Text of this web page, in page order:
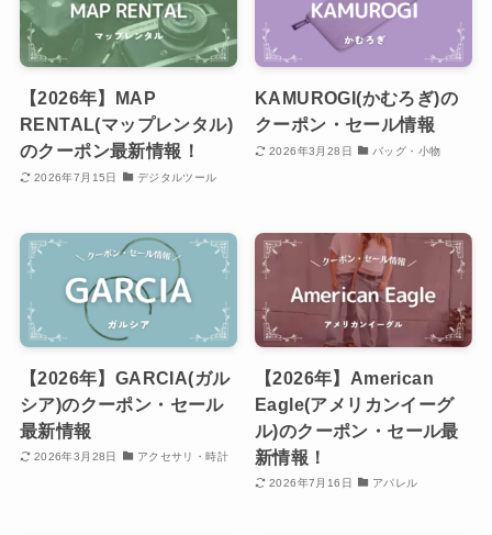
【2026年】MAP
RENTAL(マップレンタル)
のクーポン最新情報！
2026年7月15日 デジタルツール
KAMUROGI(かむろぎ)の
クーポン・セール情報
2026年3月28日 バッグ・小物
【2026年】GARCIA(ガル
シア)のクーポン・セール
最新情報
2026年3月28日 アクセサリ・時計
【2026年】American
Eagle(アメリカンイーグ
ル)のクーポン・セール最
新情報！
2026年7月16日 アパレル